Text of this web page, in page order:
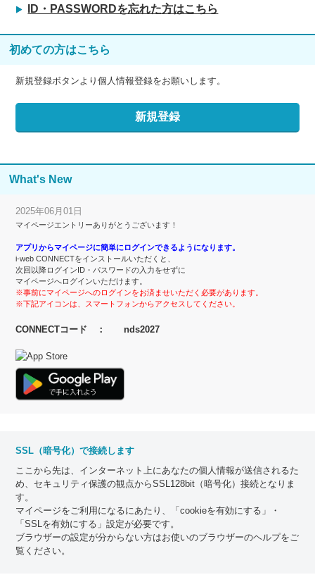
ID・PASSWORDを忘れた方はこちら
初めての方はこちら
新規登録ボタンより個人情報登録をお願いします。
What's New
2025年06月01日
マイページエントリーありがとうございます！
アプリからマイページに簡単にログインできるようになります。
i-web CONNECTをインストールいただくと、
次回以降ログインID・パスワードの入力をせずに
マイページへログインいただけます。
※事前にマイページへのログインをお済ませいただく必要があります。
※下記アイコンは、スマートフォンからアクセスしてください。
CONNECTコード ： nds2027
SSL（暗号化）で接続します
ここから先は、インターネット上にあなたの個人情報が送信されるた
め、セキュリティ保護の観点からSSL128bit（暗号化）接続となりま
す。
マイページをご利用になるにあたり、「cookieを有効にする」・
「SSLを有効にする」設定が必要です。
ブラウザーの設定が分からない方はお使いのブラウザーのヘルプをご
覧ください。